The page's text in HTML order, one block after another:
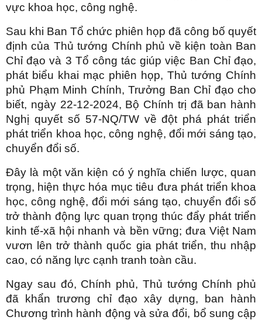
vực khoa học, công nghệ.
Sau khi Ban Tổ chức phiên họp đã công bố quyết
định của Thủ tướng Chính phủ về kiện toàn Ban
Chỉ đạo và 3 Tổ công tác giúp việc Ban Chỉ đạo,
phát biểu khai mạc phiên họp, Thủ tướng Chính
phủ Phạm Minh Chính, Trưởng Ban Chỉ đạo cho
biết, ngày 22-12-2024, Bộ Chính trị đã ban hành
Nghị quyết số 57-NQ/TW về đột phá phát triển
phát triển khoa học, công nghệ, đổi mới sáng tạo,
chuyển đổi số.
Đây là một văn kiện có ý nghĩa chiến lược, quan
trọng, hiện thực hóa mục tiêu đưa phát triển khoa
học, công nghệ, đổi mới sáng tạo, chuyển đổi số
trở thành động lực quan trọng thúc đẩy phát triển
kinh tế-xã hội nhanh và bền vững; đưa Việt Nam
vươn lên trở thành quốc gia phát triển, thu nhập
cao, có năng lực cạnh tranh toàn cầu.
Ngay sau đó, Chính phủ, Thủ tướng Chính phủ
đã khẩn trương chỉ đạo xây dựng, ban hành
Chương trình hành động và sửa đổi, bổ sung cập